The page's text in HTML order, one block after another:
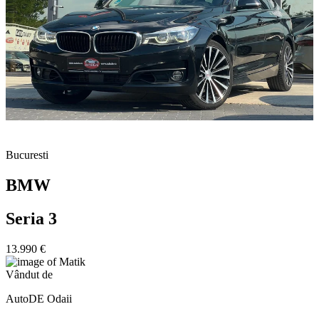
Bucuresti
BMW
Seria 3
13.990 €
Vândut de
AutoDE Odaii